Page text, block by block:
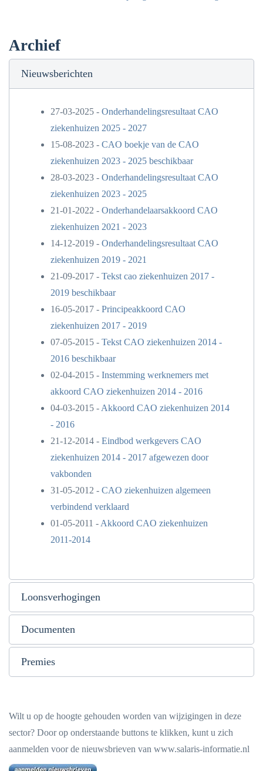
Archief
Nieuwsberichten
27-03-2025 - Onderhandelingsresultaat CAO
ziekenhuizen 2025 - 2027
15-08-2023 - CAO boekje van de CAO
ziekenhuizen 2023 - 2025 beschikbaar
28-03-2023 - Onderhandelingsresultaat CAO
ziekenhuizen 2023 - 2025
21-01-2022 - Onderhandelaarsakkoord CAO
ziekenhuizen 2021 - 2023
14-12-2019 - Onderhandelingsresultaat CAO
ziekenhuizen 2019 - 2021
21-09-2017 - Tekst cao ziekenhuizen 2017 -
2019 beschikbaar
16-05-2017 - Principeakkoord CAO
ziekenhuizen 2017 - 2019
07-05-2015 - Tekst CAO ziekenhuizen 2014 -
2016 beschikbaar
02-04-2015 - Instemming werknemers met
akkoord CAO ziekenhuizen 2014 - 2016
04-03-2015 - Akkoord CAO ziekenhuizen 2014
- 2016
21-12-2014 - Eindbod werkgevers CAO
ziekenhuizen 2014 - 2017 afgewezen door
vakbonden
31-05-2012 - CAO ziekenhuizen algemeen
verbindend verklaard
01-05-2011 - Akkoord CAO ziekenhuizen
2011-2014
Loonsverhogingen
Documenten
Premies
Wilt u op de hoogte gehouden worden van wijzigingen in deze
sector? Door op onderstaande buttons te klikken, kunt u zich
aanmelden voor de nieuwsbrieven van www.salaris-informatie.nl